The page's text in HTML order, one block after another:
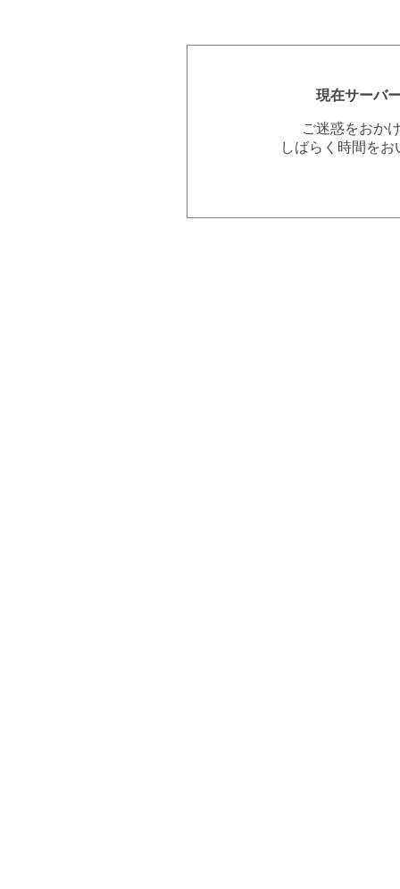
現在サーバ
ご迷惑をおか
しばらく時間を